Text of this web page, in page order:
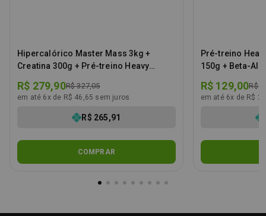
Hipercalórico Master Mass 3kg +
Creatina 300g + Pré-treino Heavy
Training - KIT HIPERTROFIA BRUTA
R$ 279,90R$ 327,05
R$ 265,91
em até 6x de R$ 46,65 sem juros
COMPRAR
Pré-treino
150g + Beta-
R$ 129,00R$
em até 6x de R$